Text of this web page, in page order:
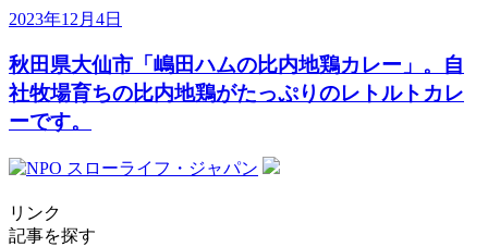
2023年12月4日
秋田県大仙市「嶋田ハムの比内地鶏カレー」。自
社牧場育ちの比内地鶏がたっぷりのレトルトカレ
ーです。
リンク
記事を探す